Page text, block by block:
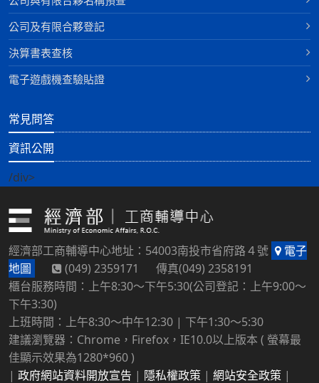
公司及有限合夥登記
決算書表查核
電子遊戲機查驗貼證
常見問答
資訊公開
/div>
經濟部工商輔導中心地址：54003南投市省府路４號
電子
地圖
(049) 2359171 傳真(049) 2358191
櫃台服務時間：上午8:30～下午5:30(公司登記：上午9:00～
下午3:30)
上班時間：上午8:30～中午12:30 | 下午1:30～5:30
建議瀏覽器：Chrome，Firefox，IE10.0以上版本 ( 螢幕最
佳顯示效果為1280*960 )
| 政府網站資料開放宣告 | 隱私權政策 | 網站安全政策 |